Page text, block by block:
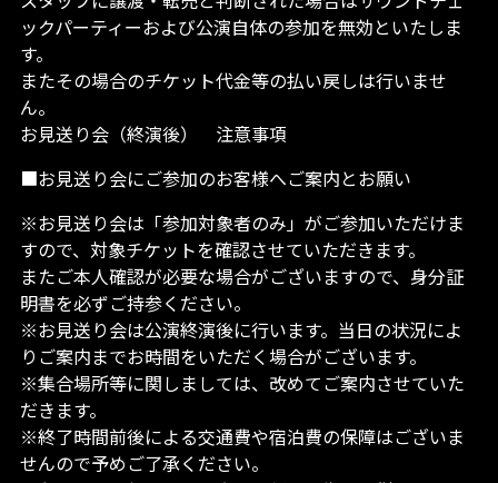
スタッフに譲渡・転売と判断された場合はサウンドチェ
ックパーティーおよび公演自体の参加を無効といたしま
す。
またその場合のチケット代金等の払い戻しは行いませ
ん。
お見送り会（終演後） 注意事項
■お見送り会にご参加のお客様へご案内とお願い
※お見送り会は「参加対象者のみ」がご参加いただけま
すので、対象チケットを確認させていただきます。
またご本人確認が必要な場合がございますので、身分証
明書を必ずご持参ください。
※お見送り会は公演終演後に行います。当日の状況によ
りご案内までお時間をいただく場合がございます。
※集合場所等に関しましては、改めてご案内させていた
だきます。
※終了時間前後による交通費や宿泊費の保障はございま
せんので予めご了承ください。